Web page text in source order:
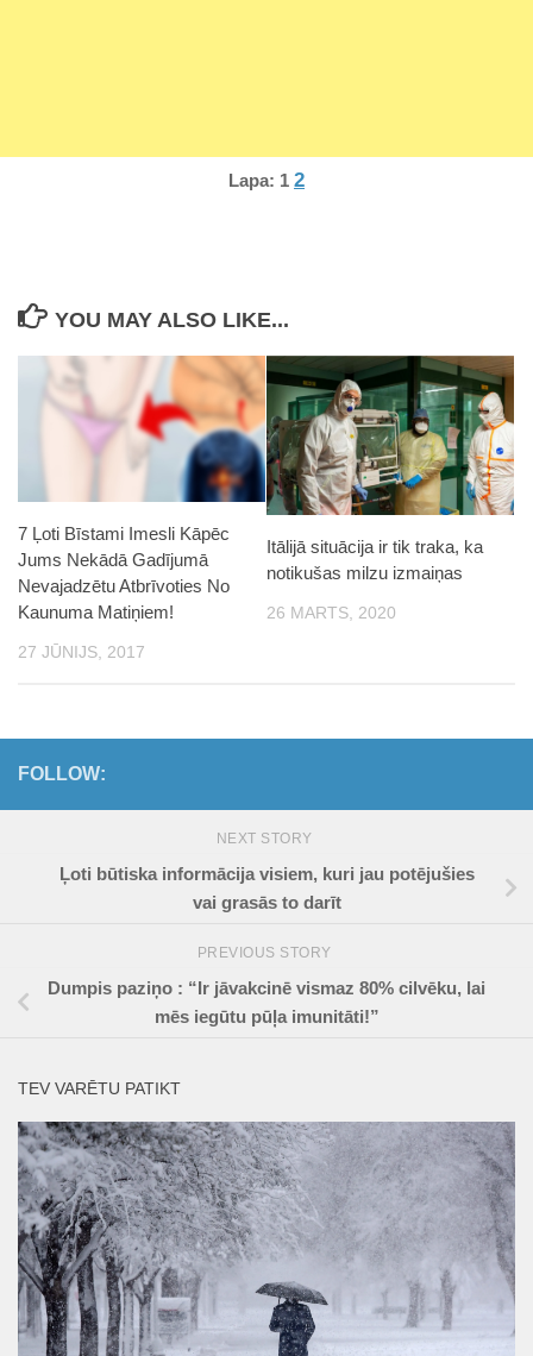
Lapa: 1 2
YOU MAY ALSO LIKE...
7 Ļoti Bīstami Imesli Kāpēc
Jums Nekādā Gadījumā
Nevajadzētu Atbrīvoties No
Kaunuma Matiņiem!
27 JŪNIJS, 2017
Itālijā situācija ir tik traka, ka
notikušas milzu izmaiņas
26 MARTS, 2020
FOLLOW:
NEXT STORY
Ļoti būtiska informācija visiem, kuri jau potējušies
vai grasās to darīt
PREVIOUS STORY
Dumpis paziņo : “Ir jāvakcinē vismaz 80% cilvēku, lai
mēs iegūtu pūļa imunitāti!”
TEV VARĒTU PATIKT